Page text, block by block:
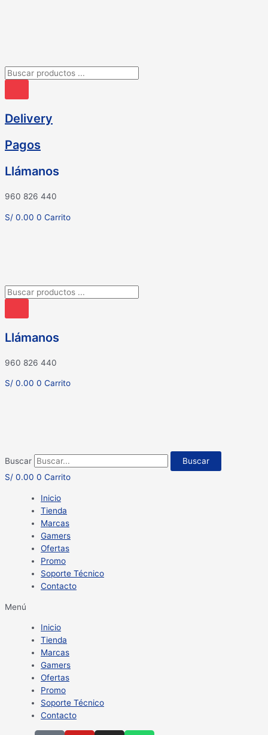
Búsqueda
productos
Delivery
Pagos
Llámanos
960 826 440
S/ 0.00 0 Carrito
Búsqueda
productos
Llámanos
960 826 440
S/ 0.00 0 Carrito
Buscar
Buscar
S/ 0.00 0 Carrito
Inicio
Tienda
Marcas
Gamers
Ofertas
Promo
Soporte Técnico
Contacto
Menú
Inicio
Tienda
Marcas
Gamers
Ofertas
Promo
Soporte Técnico
Contacto